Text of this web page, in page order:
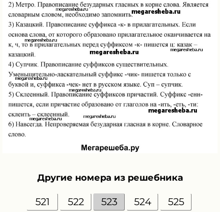
Другие номера из решебника
521 522 523 524 525